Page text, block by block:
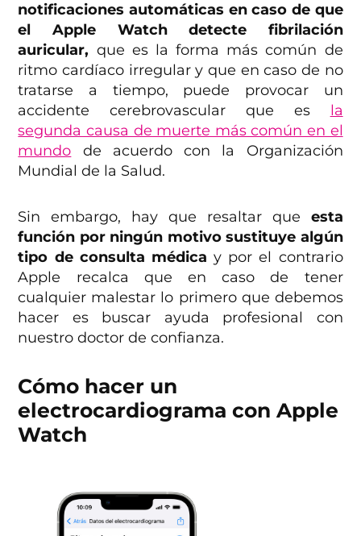
notificaciones automáticas en caso de que
el Apple Watch detecte fibrilación
auricular, que es la forma más común de
ritmo cardíaco irregular y que en caso de no
tratarse a tiempo, puede provocar un
accidente cerebrovascular que es la
segunda causa de muerte más común en el
mundo de acuerdo con la Organización
Mundial de la Salud.
Sin embargo, hay que resaltar que esta
función por ningún motivo sustituye algún
tipo de consulta médica y por el contrario
Apple recalca que en caso de tener
cualquier malestar lo primero que debemos
hacer es buscar ayuda profesional con
nuestro doctor de confianza.
Cómo hacer un
electrocardiograma con Apple
Watch